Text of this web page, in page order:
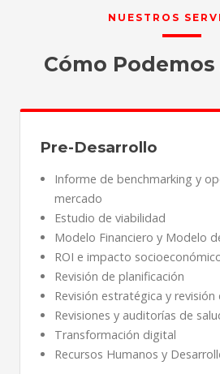
NUESTROS
Cómo
Pre-Desarrollo
Informe de benchmarking y
mercado
Estudio de viabilidad
Modelo Financiero y Modelo
ROI e impacto
Revisión de planificación
Revisión estratégica y
Revisiones y auditorías de
Transformación digital
Recursos Humanos y